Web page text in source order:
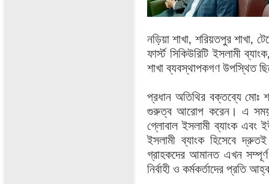
নড়িয়া শাখা, শরিয়তপুর শাখা,
ফার্স্ট সিকিউরিটি ইসলামী
শাখা ব্যবস্থাপকগণ উপস্থিত
প্রধান অতিথির বক্তব্যে মোঃ
গুরুত্ব আরোপ করেন। এ সময়
গ্লোবাল ইসলামী ব্যাংক এবং
ইসলামী ব্যাংক হিসেবে
গ্রাহকদের আমানত এখন সম্পূর্ণ
নির্বাহী ও কর্মকর্তাদের প্রতি